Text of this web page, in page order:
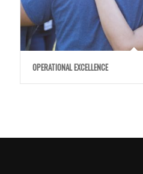
OPERATIONAL EXCELLENCE